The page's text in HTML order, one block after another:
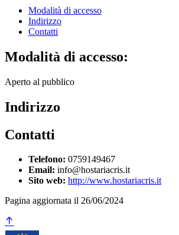
Modalità di accesso
Indirizzo
Contatti
Modalità di accesso:
Aperto al pubblico
Indirizzo
Contatti
Telefono: 0759149467
Email: info@hostariacris.it
Sito web: http://www.hostariacris.it
Pagina aggiornata il 26/06/2024